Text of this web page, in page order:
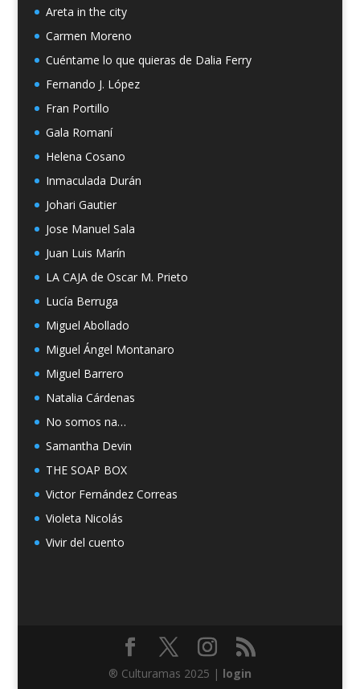
Areta in the city
Carmen Moreno
Cuéntame lo que quieras de Dalia Ferry
Fernando J. López
Fran Portillo
Gala Romaní
Helena Cosano
Inmaculada Durán
Johari Gautier
Jose Manuel Sala
Juan Luis Marín
LA CAJA de Oscar M. Prieto
Lucía Berruga
Miguel Abollado
Miguel Ángel Montanaro
Miguel Barrero
Natalia Cárdenas
No somos na…
Samantha Devin
THE SOAP BOX
Victor Fernández Correas
Violeta Nicolás
Vivir del cuento
® Culturamas 2025 | login